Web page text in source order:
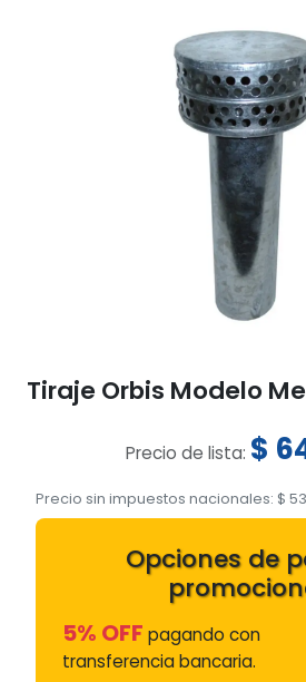
Tiraje Orbis Modelo
Precio de lista: $
Precio sin impuestos nacionales: $
Opciones de
5% OFF pagando con
transferencia bancaria.